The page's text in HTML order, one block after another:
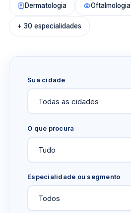
Dermatologia Oftalmologia
+ 30 especialidades
Sua cidade
O que procura
Especialidade ou segmento